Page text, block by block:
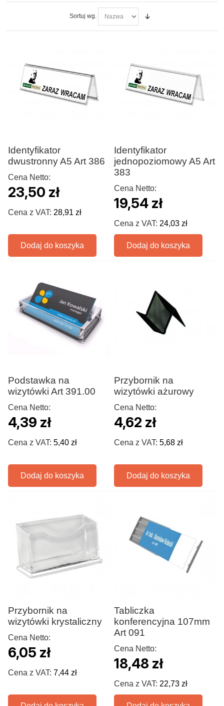
Sortuj wg.
Identyfikator
dwustronny A5 Art 386
Cena Netto:
23,50 zł
Cena z VAT: 28,91 zł
Dodaj do koszyka
Identyfikator
jednopoziomowy A5 Art
383
Cena Netto:
19,54 zł
Cena z VAT: 24,03 zł
Dodaj do koszyka
Podstawka na
wizytówki Art 391.00
Cena Netto:
4,39 zł
Cena z VAT:5,40 zł
Dodaj do koszyka
Przybornik na
wizytówki ażurowy
Cena Netto:
4,62 zł
Cena z VAT:5,68 zł
Dodaj do koszyka
Przybornik na
wizytówki krystaliczny
Cena Netto:
6,05 zł
Cena z VAT:7,44 zł
Tabliczka
konferencyjna 107mm
Art 091
Cena Netto:
18,48 zł
Cena z VAT: 22,73 zł